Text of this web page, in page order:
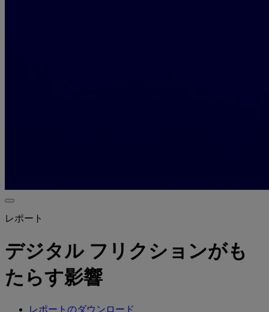
レポート
デジタル フリクションがも
たらす影響
レポートのダウンロード